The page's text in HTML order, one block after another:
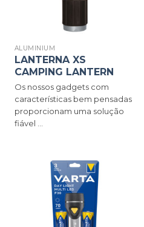
ALUMINIUM
LANTERNA XS
CAMPING LANTERN
Os nossos gadgets com
características bem pensadas
proporcionam uma solução
fiável ...